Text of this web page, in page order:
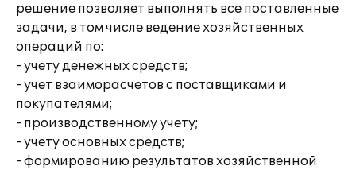
решение позволяет выполнять все поставленные
задачи, в том числе ведение хозяйственных
операций по:
- учету денежных средств;
- учет взаиморасчетов с поставщиками и
покупателями;
- производственному учету;
- учету основных средств;
- формированию результатов хозяйственной